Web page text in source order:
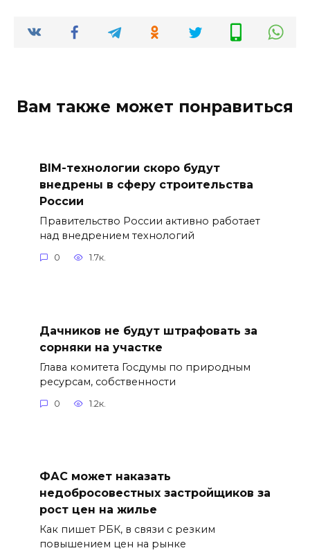
Вам также может понравиться
BIM-технологии скоро будут
внедрены в сферу строительства
России
Правительство России активно работает
над внедрением технологий
0 1.7к.
Дачников не будут штрафовать за
сорняки на участке
Глава комитета Госдумы по природным
ресурсам, собственности
0 1.2к.
ФАС может наказать
недобросовестных застройщиков за
рост цен на жилье
Как пишет РБК, в связи с резким
повышением цен на рынке